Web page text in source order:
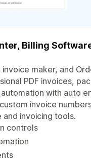
Billing
maker, and
PDF invoices,
with auto
invoice
invoicing tools.
controls